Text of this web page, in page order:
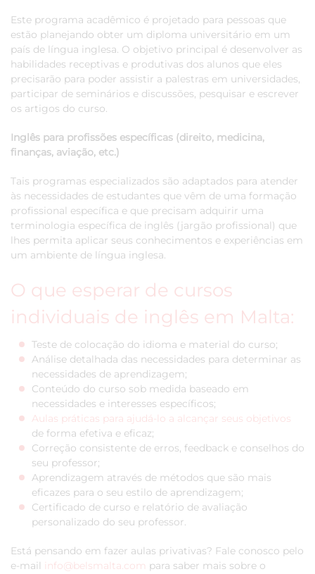
Este programa acadêmico é projetado para pessoas que
estão planejando obter um diploma universitário em um
país de língua inglesa. O objetivo principal é desenvolver as
habilidades receptivas e produtivas dos alunos que eles
precisarão para poder assistir a palestras em universidades,
participar de seminários e discussões, pesquisar e escrever
os artigos do curso.
Inglês para profissões específicas (direito, medicina,
finanças, aviação, etc.)
Tais programas especializados são adaptados para atender
às necessidades de estudantes que vêm de uma formação
profissional específica e que precisam adquirir uma
terminologia específica de inglês (jargão profissional) que
lhes permita aplicar seus conhecimentos e experiências em
um ambiente de língua inglesa.
O que esperar de cursos
individuais de inglês em Malta:
Teste de colocação do idioma e material do curso;
Análise detalhada das necessidades para determinar as
necessidades de aprendizagem;
Conteúdo do curso sob medida baseado em
necessidades e interesses específicos;
Aulas práticas para ajudá-lo a alcançar seus objetivos
de forma efetiva e eficaz;
Correção consistente de erros, feedback e conselhos do
seu professor;
Aprendizagem através de métodos que são mais
eficazes para o seu estilo de aprendizagem;
Certificado de curso e relatório de avaliação
personalizado do seu professor.
Está pensando em fazer aulas privativas? Fale conosco pelo
e-mail
info@belsmalta.com para saber mais sobre o